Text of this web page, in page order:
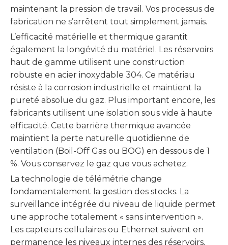
maintenant la pression de travail. Vos processus de
fabrication ne s’arrêtent tout simplement jamais.
L’efficacité matérielle et thermique garantit
également la longévité du matériel. Les réservoirs
haut de gamme utilisent une construction
robuste en acier inoxydable 304. Ce matériau
résiste à la corrosion industrielle et maintient la
pureté absolue du gaz. Plus important encore, les
fabricants utilisent une isolation sous vide à haute
efficacité. Cette barrière thermique avancée
maintient la perte naturelle quotidienne de
ventilation (Boil-Off Gas ou BOG) en dessous de 1
%. Vous conservez le gaz que vous achetez.
La technologie de télémétrie change
fondamentalement la gestion des stocks. La
surveillance intégrée du niveau de liquide permet
une approche totalement « sans intervention ».
Les capteurs cellulaires ou Ethernet suivent en
permanence les niveaux internes des réservoirs.